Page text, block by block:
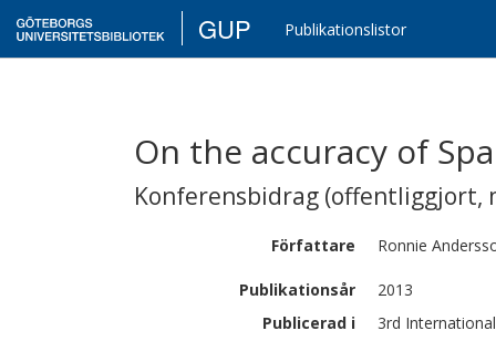
GUP Publikationslistor
On the accuracy of
Konferensbidrag (offentliggjort,
Författare Ronnie
Publikationsår
2013
Publicerad i
3rd